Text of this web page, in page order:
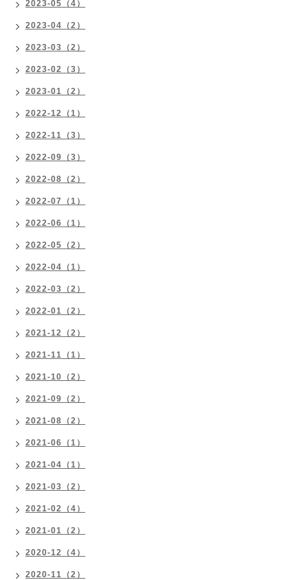
2023-05（4）
2023-04（2）
2023-03（2）
2023-02（3）
2023-01（2）
2022-12（1）
2022-11（3）
2022-09（3）
2022-08（2）
2022-07（1）
2022-06（1）
2022-05（2）
2022-04（1）
2022-03（2）
2022-01（2）
2021-12（2）
2021-11（1）
2021-10（2）
2021-09（2）
2021-08（2）
2021-06（1）
2021-04（1）
2021-03（2）
2021-02（4）
2021-01（2）
2020-12（4）
2020-11（2）